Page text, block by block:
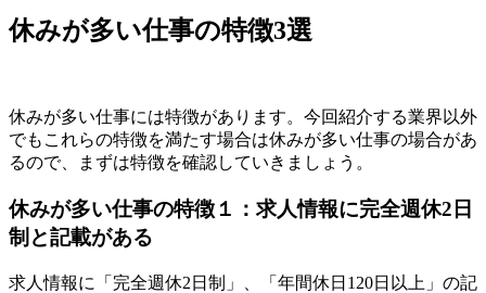
休みが多い仕事の特徴3選
休みが多い仕事には特徴があります。今回紹介する業界以外
でもこれらの特徴を満たす場合は休みが多い仕事の場合があ
るので、まずは特徴を確認していきましょう。
休みが多い仕事の特徴１：求人情報に完全週休2日
制と記載がある
求人情報に「完全週休2日制」、「年間休日120日以上」の記